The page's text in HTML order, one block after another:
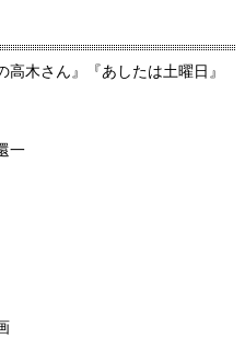
木さん』『あしたは土曜日』
一